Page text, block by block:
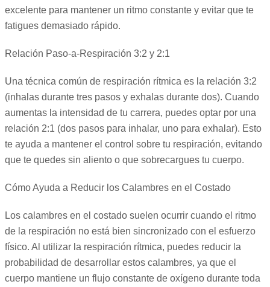
excelente para mantener un ritmo constante y evitar que te
fatigues demasiado rápido.
Relación Paso-a-Respiración 3:2 y 2:1
Una técnica común de respiración rítmica es la relación 3:2
(inhalas durante tres pasos y exhalas durante dos). Cuando
aumentas la intensidad de tu carrera, puedes optar por una
relación 2:1 (dos pasos para inhalar, uno para exhalar). Esto
te ayuda a mantener el control sobre tu respiración, evitando
que te quedes sin aliento o que sobrecargues tu cuerpo.
Cómo Ayuda a Reducir los Calambres en el Costado
Los calambres en el costado suelen ocurrir cuando el ritmo
de la respiración no está bien sincronizado con el esfuerzo
físico. Al utilizar la respiración rítmica, puedes reducir la
probabilidad de desarrollar estos calambres, ya que el
cuerpo mantiene un flujo constante de oxígeno durante toda